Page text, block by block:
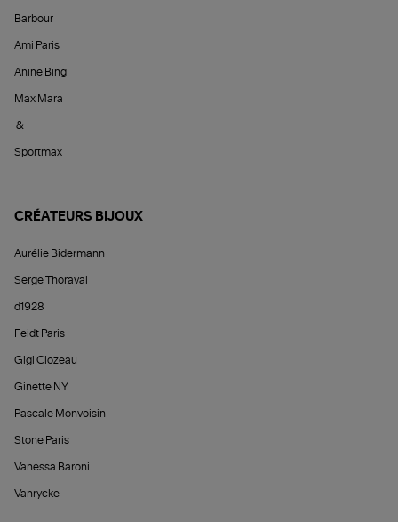
Barbour
Ami Paris
Anine Bing
Max Mara
&
Sportmax
CRÉATEURS BIJOUX
Aurélie Bidermann
Serge Thoraval
d1928
Feidt Paris
Gigi Clozeau
Ginette NY
Pascale Monvoisin
Stone Paris
Vanessa Baroni
Vanrycke